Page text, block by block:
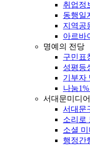
취업정
동행일
지역공
아르바
명예의 전당
구민표
성평등
기부자
나눔
서대문미디어
서대문
소리로
소셜 미
행정간